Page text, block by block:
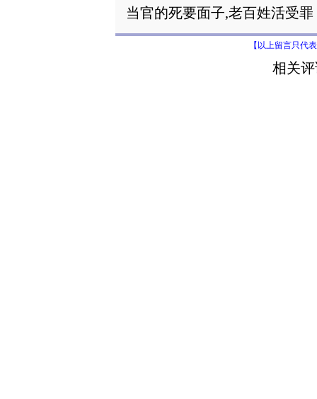
当官的死要面子,老百姓活受罪
【以上留言只代
相关